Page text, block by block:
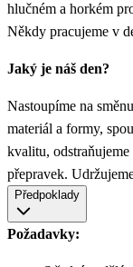
hlučném a horkém
Někdy pracujeme v
Jaký je náš den?
Nastoupíme na
materiál a formy,
kvalitu,
přepravek.
Předpoklady
Požadavky: